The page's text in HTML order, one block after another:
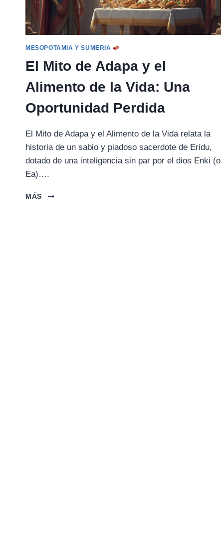
MESOPOTAMIA Y SUMERIA
El Mito de Adapa y el
Alimento de la Vida: Una
Oportunidad Perdida
El Mito de Adapa y el Alimento de la Vida relata la
historia de un sabio y piadoso sacerdote de Eridu,
dotado de una inteligencia sin par por el dios Enki (o
Ea)….
MÁS
EL